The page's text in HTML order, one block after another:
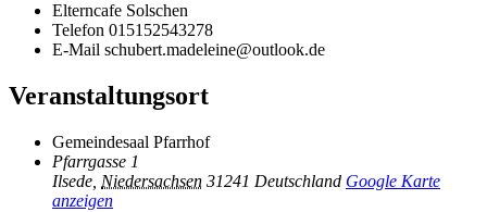
Elterncafe Solschen
Telefon 015152543278
E-Mail schubert.madeleine@outlook.de
Veranstaltungsort
Gemeindesaal Pfarrhof
Pfarrgasse 1
Ilsede Niedersachsen 31241 Deutschland Google Karte
anzeigen